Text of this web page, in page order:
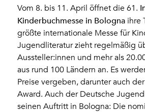
Vom 8. bis 11. April öffnet die 61.
Kinderbuchmesse in Bologna ihre
größte internationale Messe für
Jugendliteratur zieht regelmäßig
Aussteller:innen und mehr als
aus rund 100 Ländern an. Es
Preise vergeben, darunter auch
Award. Auch der Deutsche
seinen Auftritt in Bologna: Die